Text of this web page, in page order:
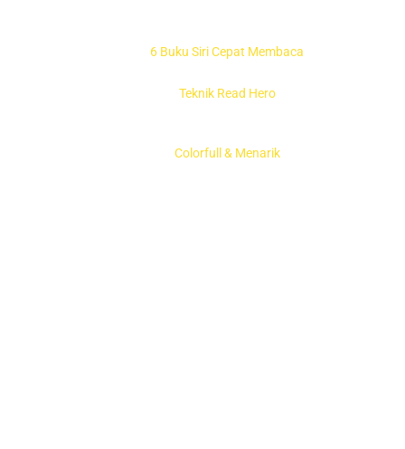
6 Buku Siri Cepat Membaca
Teknik Read Hero
Colorfull & Menarik